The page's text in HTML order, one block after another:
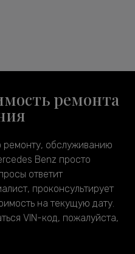
ремонта
ремонту, обслуживанию
Benz просто
ответит
проконсультирует
на текущую дату.
VIN-код, пожалуйста,